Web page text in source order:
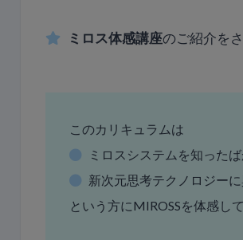
ミロス体感講座のご紹介を
このカリキュラムは
ミロスシステムを知った
新次元思考テクノロジー
という⽅にMIROSSを体感し